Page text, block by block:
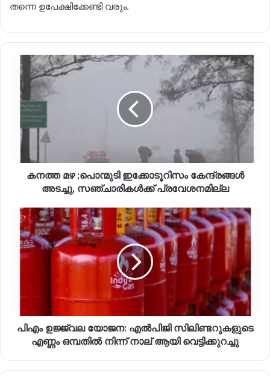
തന്നെ ഉപേക്ഷിക്കേണ്ടി വരും.
കനത്ത മഴ ;പൊന്മുടി ഇക്കോടൂറിസം കേന്ദ്രങ്ങൾ
അടച്ചു, സഞ്ചാരികൾക്ക് പ്രവേശനമില്ല
പിഎം ഉജ്ജ്വല യോജന: എൽപിജി സിലിണ്ടറുകളുടെ
എണ്ണം ഒമ്പതിൽ നിന്ന് നാല് ആയി വെട്ടിക്കുറച്ചു